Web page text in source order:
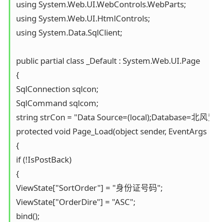
using System.Web.UI.WebControls.WebParts;
using System.Web.UI.HtmlControls;
using System.Data.SqlClient;
public partial class _Default : System.Web.UI.Page
{
SqlConnection sqlcon;
SqlCommand sqlcom;
string strCon = "Data Source=(local);Database=北风
protected void Page_Load(object sender, EventArgs e)
{
if (!IsPostBack)
{
ViewState["SortOrder"] = "身份证号码";
ViewState["OrderDire"] = "ASC";
bind();